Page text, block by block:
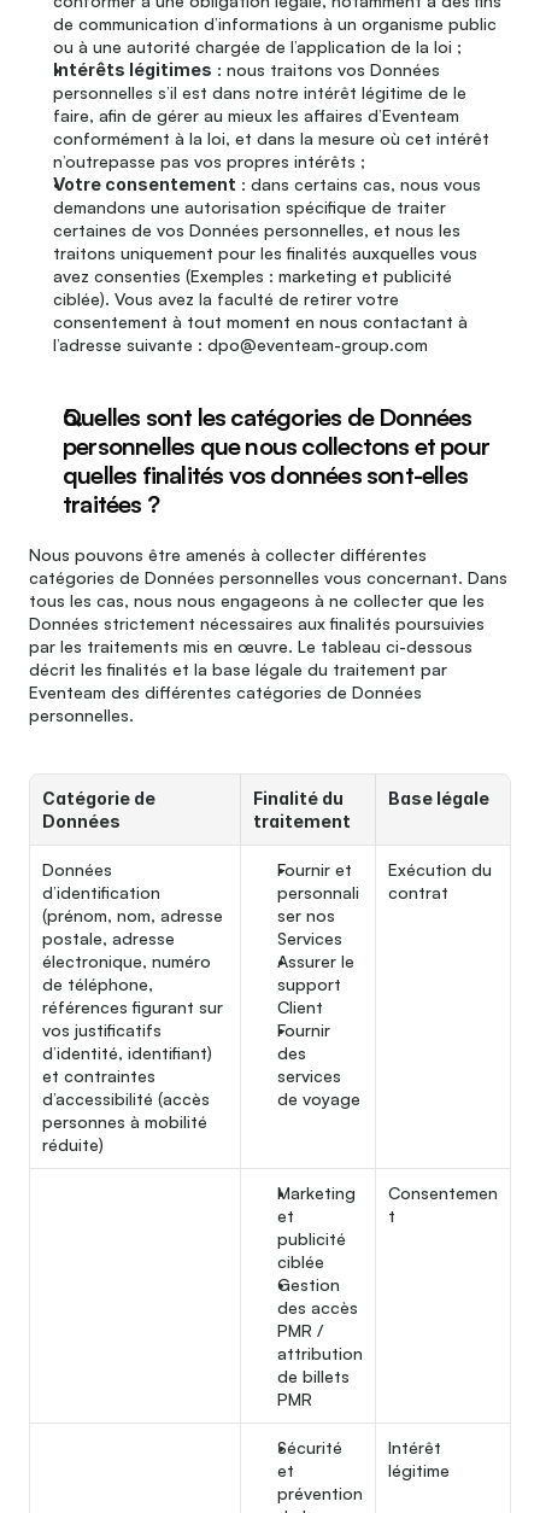
de communication d’informations à un organisme public
ou à une autorité chargée de l’application de la loi ;
Intérêts légitimes : nous traitons vos Données
personnelles s’il est dans notre intérêt légitime de le
faire, afin de gérer au mieux les affaires d’Eventeam
conformément à la loi, et dans la mesure où cet intérêt
n’outrepasse pas vos propres intérêts ;
Votre consentement : dans certains cas, nous vous
demandons une autorisation spécifique de traiter
certaines de vos Données personnelles, et nous les
traitons uniquement pour les finalités auxquelles vous
avez consenties (Exemples : marketing et publicité
ciblée). Vous avez la faculté de retirer votre
consentement à tout moment en nous contactant à
l’adresse suivante : dpo@eventeam-group.com
Quelles sont les catégories de Données
personnelles que nous collectons et pour
quelles finalités vos données sont-elles
traitées ?
Nous pouvons être amenés à collecter différentes
catégories de Données personnelles vous concernant. Dans
tous les cas, nous nous engageons à ne collecter que les
Données strictement nécessaires aux finalités poursuivies
par les traitements mis en œuvre. Le tableau ci-dessous
décrit les finalités et la base légale du traitement par
Eventeam des différentes catégories de Données
personnelles.
Catégorie de
Données
Finalité du
traitement
Base légale
Données
d’identification
(prénom, nom, adresse
postale, adresse
électronique, numéro
de téléphone,
références figurant sur
vos justificatifs
d’identité, identifiant)
et contraintes
d’accessibilité (accès
personnes à mobilité
réduite)
Fournir et
personnali
ser nos
Services
Assurer le
support
Client
Fournir
des
services
de voyage
Exécution du
contrat
Marketing
et
publicité
ciblée
Gestion
des accès
PMR /
attribution
de billets
PMR
Consentemen
t
Sécurité
et
prévention
Intérêt
légitime